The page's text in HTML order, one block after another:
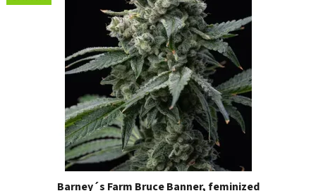
Barney´s Farm Bruce Banner, feminized